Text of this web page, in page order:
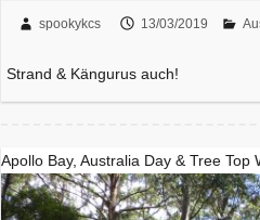
spookykcs 13/03/2019
Strand & Kängurus auch!
Apollo Bay, Australia Day & Tree Top